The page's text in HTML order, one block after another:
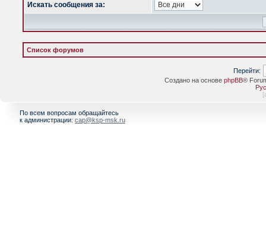
Искать сообщения за:
Список форумов
Перейти:
Создано на основе phpBB®
[
По всем вопросам обращайтесь
к администрации: cap@ksp-msk.ru